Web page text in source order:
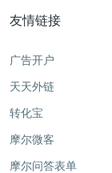
友情链接
广告开户
天天外链
转化宝
摩尔微客
摩尔问答表单